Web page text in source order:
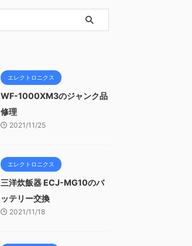
エレクトロニクス
WF-1000XM3のジャンク品
修理
2021/11/25
エレクトロニクス
三洋炊飯器 ECJ-MG10のバ
ッテリー交換
2021/11/18